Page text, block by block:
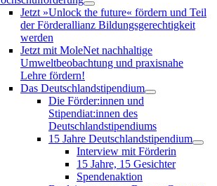
Jetzt »Unlock the future« fördern und Teil
der Förderallianz Bildungsgerechtigkeit
werden
Jetzt mit MoleNet nachhaltige
Umweltbeobachtung und praxisnahe
Lehre fördern!
Das Deutschlandstipendium
Die Förder:innen und
Stipendiat:innen des
Deutschlandstipendiums
15 Jahre Deutschlandstipendium
Interview mit Förderin
15 Jahre, 15 Gesichter
Spendenaktion